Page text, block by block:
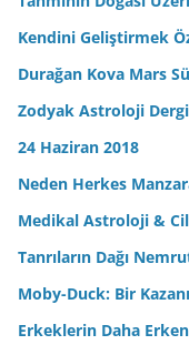
Kendini Geliştirmek
Durağan Kova Mars
Zodyak Astroloji
24 Haziran 2018
Neden Herkes
Medikal Astroloji &
Tanrıların Dağı
Moby-Duck: Bir
Erkeklerin Daha